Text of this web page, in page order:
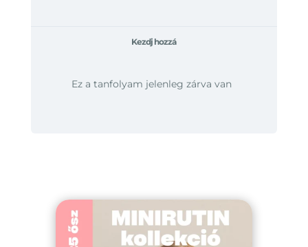
Kezdj hozzá
Ez a tanfolyam jelenleg zárva van